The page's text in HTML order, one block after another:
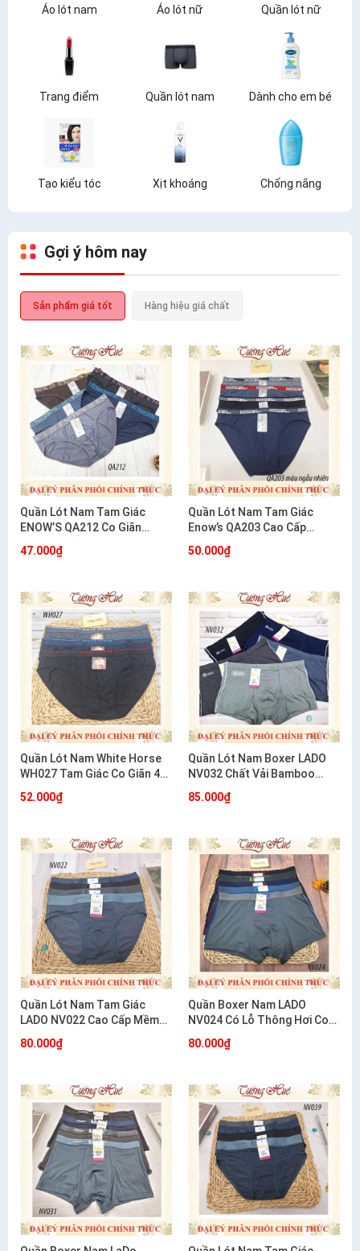
Áo lót nam Áo lót nữ Quần lót nữ
Trang điểm Quần lót nam Dành cho em bé
Tạo kiểu tóc Xịt khoáng Chống nắng
Gợi ý hôm nay
Sản phẩm giá tốt Hàng hiệu giá chất
Quần Lót Nam Tam Giác
ENOW’S QA212 Co Giãn
47.000₫
Quần Lót Nam Tam Giác
Enow’s QA203 Cao Cấp
50.000₫
Quần Lót Nam White Horse
WH027 Tam Giác Co Giãn 4
52.000₫
Quần Lót Nam Boxer LADO
NV032 Chất Vải Bamboo
85.000₫
Quần Lót Nam Tam Giác
LADO NV022 Cao Cấp Mềm
80.000₫
Quần Boxer Nam LADO
NV024 Có Lỗ Thông Hơi Co
80.000₫